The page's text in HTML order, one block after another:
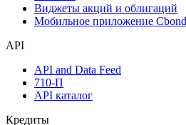
Инструментарий
Мобильное приложение Cbonds
API
API and Data Feed